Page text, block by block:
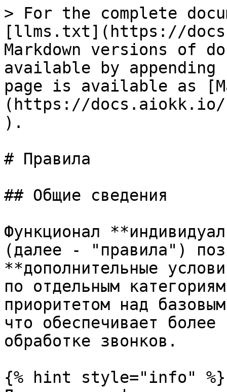
> For the complete
[llms.txt](https://
Markdown versions of
available by
page is available as
(https://
).
# Правила
## Общие сведения
Функционал
(далее - "правила")
**дополнительные
по отдельным
приоритетом над
что обеспечивает
обработке звонков.
{% hint style="info" %}